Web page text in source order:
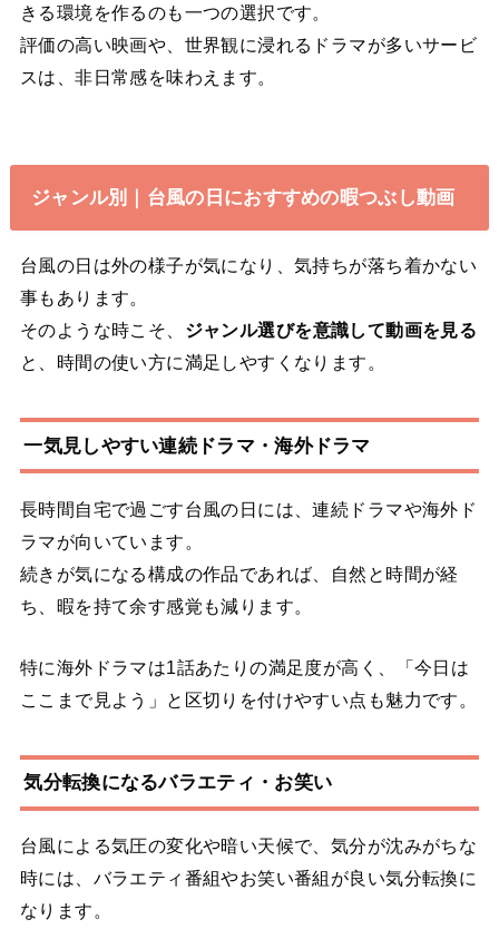
きる環境を作るのも一つの選択です。
評価の高い映画や、世界観に浸れるドラマが多いサービ
スは、非日常感を味わえます。
ジャンル別｜台風の日におすすめの暇つぶし動画
台風の日は外の様子が気になり、気持ちが落ち着かない
事もあります。
そのような時こそ、 ジャンル選びを意識して動画を見る
と、時間の使い方に満足しやすくなります。
一気見しやすい連続ドラマ・海外ドラマ
長時間自宅で過ごす台風の日には、連続ドラマや海外ド
ラマが向いています。
続きが気になる構成の作品であれば、自然と時間が経
ち、暇を持て余す感覚も減ります。
特に海外ドラマは1話あたりの満足度が高く、「今日は
ここまで見よう」と区切りを付けやすい点も魅力です。
気分転換になるバラエティ・お笑い
台風による気圧の変化や暗い天候で、気分が沈みがちな
時には、バラエティ番組やお笑い番組が良い気分転換に
なります。